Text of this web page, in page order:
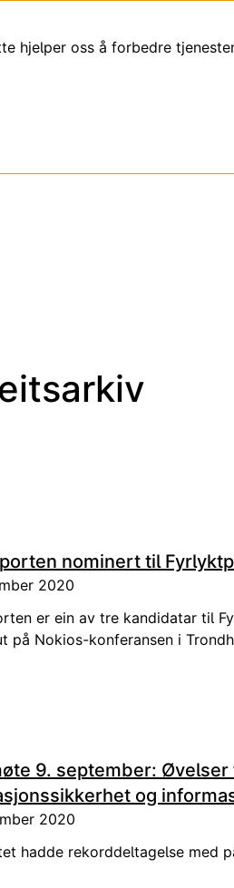
hjelper oss å forbedre
nominert til
2020
er ein av tre kandidatar til
på Nokios-konferansen i
9. september:
og
2020
hadde rekorddeltagelse med